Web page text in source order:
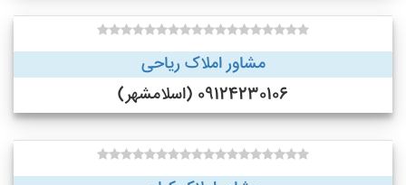
مشاور املاک ریاحی
09124230106 (اسلامشهر)